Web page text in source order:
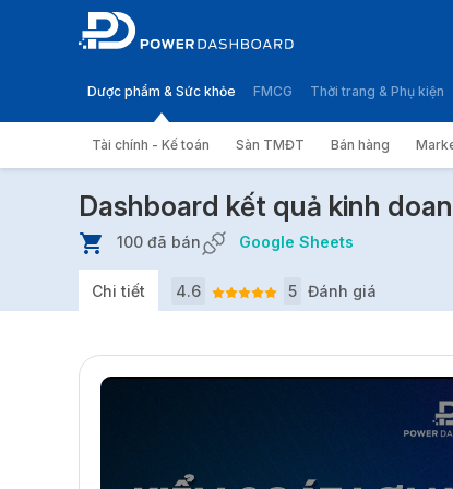
Dược phẩm & Sức khỏe
Tài chính - Kế toán Sàn TMĐT Bán hàng
FMCG Thời trang & Phụ kiện
Trang chủ Lãi Lỗ (P&L) Dashboard kết quả
Dashboard kết quả kinh
100 đã bán Google Sheets
Chi tiết 4.6 5 Đánh giá